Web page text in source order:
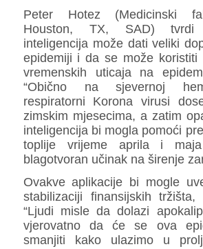
Peter Hotez (Medicinski
Houston, TX, SAD)
inteligencija može dati veliki
epidemiji i da se može koristiti
vremenskih uticaja na
“Obično na sjevernoj
respiratorni Korona virusi
zimskim mjesecima, a zatim
inteligencija bi mogla pomoći
toplije vrijeme aprila i
blagotvoran učinak na širenje
Ovakve aplikacije bi mogle
stabilizaciji finansijskih tržišta,
“Ljudi misle da dolazi
vjerovatno da će se ova
smanjiti kako ulazimo u